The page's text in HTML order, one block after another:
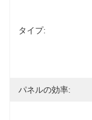
タイプ:
パネルの効率: